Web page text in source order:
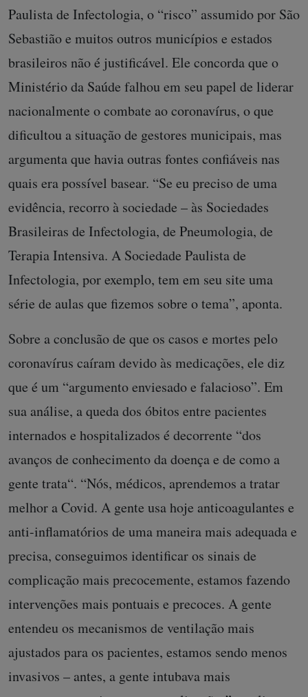
Paulista de Infectologia, o “risco” assumido por São
Sebastião e muitos outros municípios e estados
brasileiros não é justificável. Ele concorda que o
Ministério da Saúde falhou em seu papel de liderar
nacionalmente o combate ao coronavírus, o que
dificultou a situação de gestores municipais, mas
argumenta que havia outras fontes confiáveis nas
quais era possível basear. “Se eu preciso de uma
evidência, recorro à sociedade – às Sociedades
Brasileiras de Infectologia, de Pneumologia, de
Terapia Intensiva. A Sociedade Paulista de
Infectologia, por exemplo, tem em seu site uma
série de aulas que fizemos sobre o tema”, aponta.
Sobre a conclusão de que os casos e mortes pelo
coronavírus caíram devido às medicações, ele diz
que é um “argumento enviesado e falacioso”. Em
sua análise, a queda dos óbitos entre pacientes
internados e hospitalizados é decorrente “dos
avanços de conhecimento da doença e de como a
gente trata“. “Nós, médicos, aprendemos a tratar
melhor a Covid. A gente usa hoje anticoagulantes e
anti-inflamatórios de uma maneira mais adequada e
precisa, conseguimos identificar os sinais de
complicação mais precocemente, estamos fazendo
intervenções mais pontuais e precoces. A gente
entendeu os mecanismos de ventilação mais
ajustados para os pacientes, estamos sendo menos
invasivos – antes, a gente intubava mais